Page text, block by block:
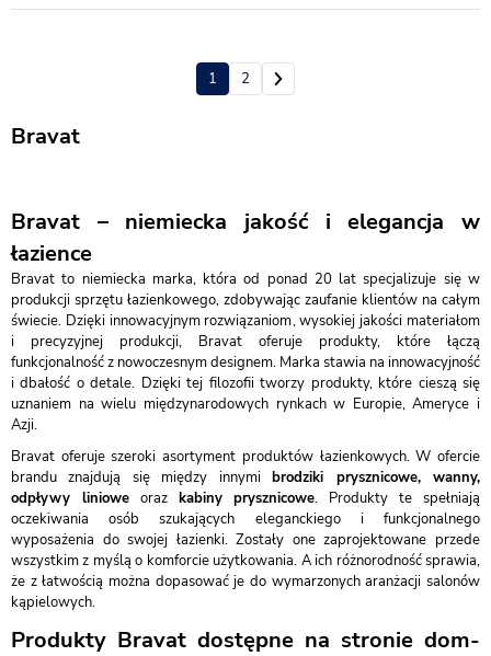
Bravat
Bravat – niemiecka jakość i elegancja w
łazience
Bravat to niemiecka marka, która od ponad 20 lat specjalizuje się w
produkcji sprzętu łazienkowego, zdobywając zaufanie klientów na całym
świecie. Dzięki innowacyjnym rozwiązaniom, wysokiej jakości materiałom
i precyzyjnej produkcji, Bravat oferuje produkty, które łączą
funkcjonalność z nowoczesnym designem. Marka stawia na innowacyjność
i dbałość o detale. Dzięki tej filozofii tworzy produkty, które cieszą się
uznaniem na wielu międzynarodowych rynkach w Europie, Ameryce i
Azji.
Bravat oferuje szeroki asortyment produktów łazienkowych. W ofercie
brandu znajdują się między innymibrodziki prysznicowe, wanny,
odpływy linioweoraz kabiny prysznicowe. Produkty te spełniają
oczekiwania osób szukających eleganckiego i funkcjonalnego
wyposażenia do swojej łazienki. Zostały one zaprojektowane przede
wszystkim z myślą o komforcie użytkowania. A ich różnorodność sprawia,
że z łatwością można dopasować je do wymarzonych aranżacji salonów
kąpielowych.
Produkty Bravat dostępne na stronie dom-
1 2